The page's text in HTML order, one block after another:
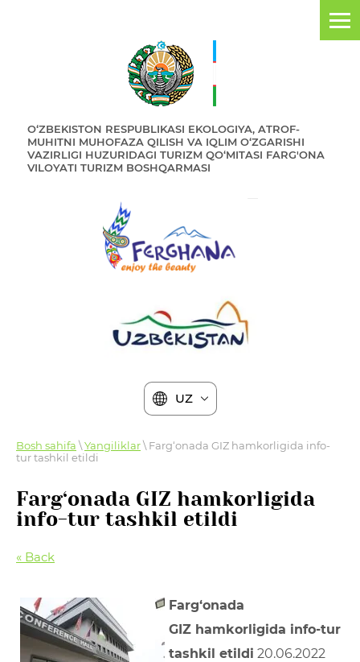
O‘ZBEKISTON RESPUBLIKASI EKOLOGIYA, ATROF-
MUHITNI MUHOFAZA QILISH VA IQLIM O‘ZGARISHI
VAZIRLIGI HUZURIDAGI TURIZM QO‘MITASI FARG'ONA
VILOYATI TURIZM BOSHQARMASI
UZ
Bosh sahifa \Yangiliklar\ Farg‘onada GIZ hamkorligida info-
tur tashkil etildi
Farg‘onada GIZ hamkorligida
info-tur tashkil etildi
« Back
Farg‘onada
GIZ hamkorligida info-tur
tashkil etildi 20.06.2022